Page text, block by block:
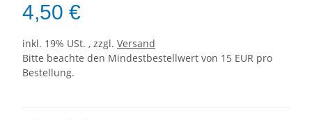
4,50 €
inkl. 19% USt. , zzgl. Versand
Bitte beachte den Mindestbestellwert von 15 EUR pro
Bestellung.